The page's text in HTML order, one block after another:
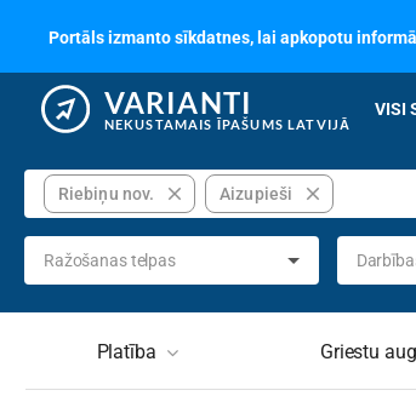
Portāls izmanto sīkdatnes, lai apkopotu
VARIANTI
NEKUSTAMAIS ĪPAŠUMS LATVIJĀ
VISI
Riebiņu nov. close Aizupieši close
Ražošanas telpas
Platība Griestu